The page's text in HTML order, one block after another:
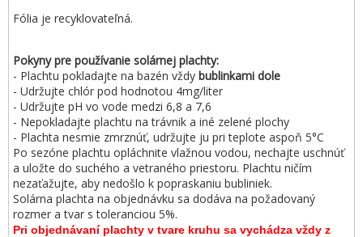
Fólia je recyklovateľná.
Pokyny pre používanie solárnej plachty:
- Plachtu pokladajte na bazén vždy bublinkami dole
- Udržujte chlór pod hodnotou 4mg/liter
- Udržujte pH vo vode medzi 6,8 a 7,6
- Nepokladajte plachtu na trávnik a iné zelené plochy
- Plachta nesmie zmrznúť, udržujte ju pri teplote aspoň 5°C
Po sezóne plachtu opláchnite vlažnou vodou, nechajte uschnúť
a uložte do suchého a vetraného priestoru. Plachtu ničím
nezaťažujte, aby nedošlo k popraskaniu bubliniek.
Solárna plachta na objednávku sa dodáva na požadovaný
rozmer a tvar s toleranciou 5%.
Pri objednávaní plachty v tvare kruhu sa vychádza vždy z